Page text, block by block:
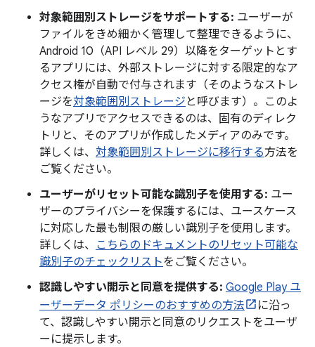
対象範囲別ストレージをサポートする: ユーザーが
ファイルをきめ細かく管理して整理できるように、
Android 10（API レベル 29）以降をターゲットとす
るアプリには、外部ストレージに対する限定的なア
クセス権が自動で付与されます（そのようなストレ
ージを対象範囲別ストレージ と呼びます）。このよ
うなアプリでアクセスできるのは、固有のディレク
トリと、そのアプリが作成したメディアのみです。
詳しくは、 対象範囲別ストレージに移行する方法を
ご覧ください。
ユーザーがリセット可能な識別子を使用する: ユー
ザーのプライバシーを保護するには、ユースケース
に対応した最も制限の厳しい識別子を使用します。
詳しくは、 こちらのドキュメントのリセット可能な
識別子のチェックリストをご覧ください。
認識しやすい開示と同意を提供する: Google Play ユ
ーザーデータ ポリシーのおすすめの方法
に沿っ
て、認識しやすい開示と同意のリクエストをユーザ
ーに提示します。